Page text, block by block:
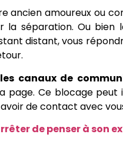
ancien amoureux ou
séparation. Ou bien
distant, vous
canaux de
page. Ce blocage
de contact avec
de penser à son